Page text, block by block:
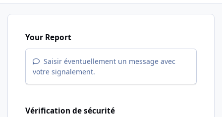
Your Report
Saisir éventuellement un message avec
votre signalement.
Vérification de sécurité